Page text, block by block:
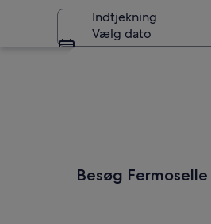
Indtjekning
Vælg dato
Besøg Fermoselle